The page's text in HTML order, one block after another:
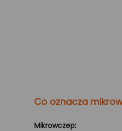
Co oznacza
Mikrowczep: